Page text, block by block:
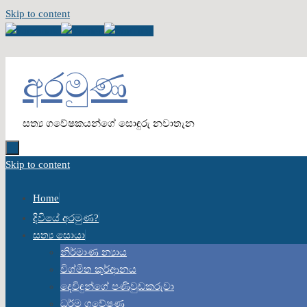
Skip to content
අරමුණ
සත්‍ය ගවේෂකයන්ගේ සොඳුරු නවාතැන
Skip to content
Home
දිවියේ අරමුණ?
සත්‍ය සොයා
නිර්මාණ න්‍යාය
විශ්මිත කුර්ආනය
දෙවිඳුන්ගේ පණිවුඩකරුවා
ධර්ම ගවේෂණ